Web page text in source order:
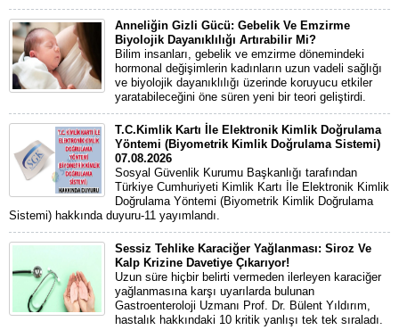
Anneliğin Gizli Gücü: Gebelik Ve Emzirme
Biyolojik Dayanıklılığı Artırabilir Mi?
Bilim insanları, gebelik ve emzirme dönemindeki
hormonal değişimlerin kadınların uzun vadeli sağlığı
ve biyolojik dayanıklılığı üzerinde koruyucu etkiler
yaratabileceğini öne süren yeni bir teori geliştirdi.
T.C.Kimlik Kartı İle Elektronik Kimlik Doğrulama
Yöntemi (Biyometrik Kimlik Doğrulama Sistemi)
07.08.2026
Sosyal Güvenlik Kurumu Başkanlığı tarafından
Türkiye Cumhuriyeti Kimlik Kartı İle Elektronik Kimlik
Doğrulama Yöntemi (Biyometrik Kimlik Doğrulama
Sistemi) hakkında duyuru-11 yayımlandı.
Sessiz Tehlike Karaciğer Yağlanması: Siroz Ve
Kalp Krizine Davetiye Çıkarıyor!
Uzun süre hiçbir belirti vermeden ilerleyen karaciğer
yağlanmasına karşı uyarılarda bulunan
Gastroenteroloji Uzmanı Prof. Dr. Bülent Yıldırım,
hastalık hakkındaki 10 kritik yanlışı tek tek sıraladı.